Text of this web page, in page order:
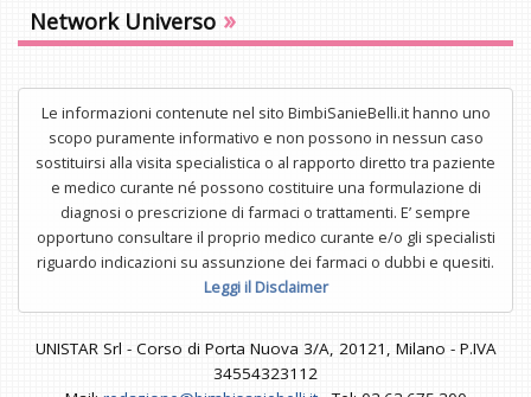
Network Universo »
Le informazioni contenute nel sito BimbiSanieBelli.it hanno uno
scopo puramente informativo e non possono in nessun caso
sostituirsi alla visita specialistica o al rapporto diretto tra paziente
e medico curante né possono costituire una formulazione di
diagnosi o prescrizione di farmaci o trattamenti. E’ sempre
opportuno consultare il proprio medico curante e/o gli specialisti
riguardo indicazioni su assunzione dei farmaci o dubbi e quesiti.
Leggi il Disclaimer
UNISTAR Srl - Corso di Porta Nuova 3/A, 20121, Milano - P.IVA
34554323112